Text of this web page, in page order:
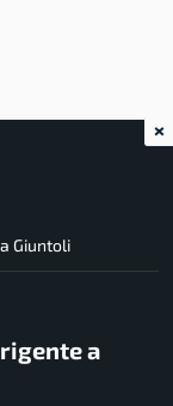
Giuntoli
a
×